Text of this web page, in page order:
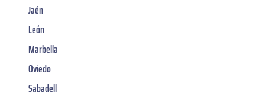
Jaén
León
Marbella
Oviedo
Sabadell